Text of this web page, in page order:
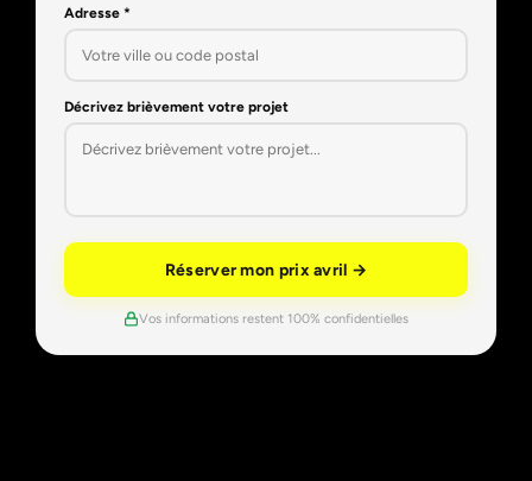
Adresse *
Décrivez brièvement votre projet
Réserver mon prix avril →
Vos informations restent 100% confidentielles